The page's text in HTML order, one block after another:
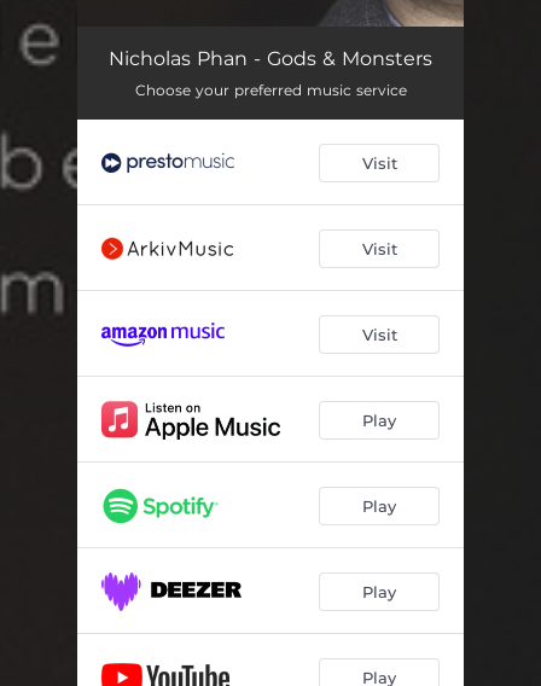
An die Leier in C Minor, D.737 04:06
Ganymed, D.544 03:51
04:02
Der Sänger, D.149 06:24
49 Deutsche Volkslieder, WoO 33: No. 29, Es war ein Markgraf überm Rhein 03:20
Des Knaben Wunderhorn: No. 7, Rheinlegendchen 03:05
6 Gesänge, Op. 75: No. 3, Aus Goethes Faust 02:05
Der Zwerg, D.771 05:04
Liederkreis, Op. 39: No. 3, Waldesgespräch 02:13
Mörike-Lieder: No. 44, Der Feuerreiter 04:39
12 Gesänge, Op. 8: No. 8, Hexenlied 02:05
Liederalbum für die Jugend, Op. 79: No. 13, Der Sandmann
Nicholas Phan - Gods & Monsters
Choose your preferred music service
Visit
Visit
Visit
Play
Play
Play
Play